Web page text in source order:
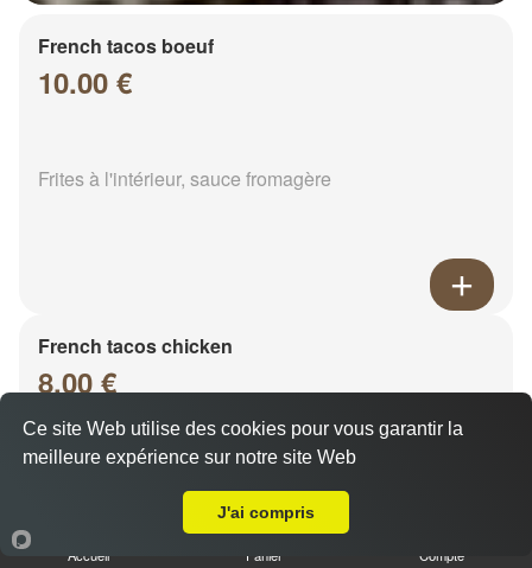
French tacos boeuf
10.00 €
Frites à l'intérieur, sauce fromagère
French tacos chicken
8.00 €
Accueil Panier Compte
Ce site Web utilise des cookies pour vous garantir la
meilleure expérience sur notre site Web
J'ai compris